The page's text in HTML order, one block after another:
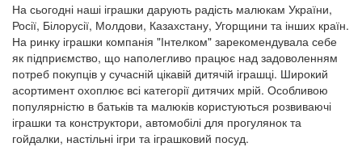
На сьогодні наші іграшки дарують радість малюкам України,
Росії, Білорусії, Молдови, Казахстану, Угорщини та інших країн.
На ринку іграшки компанія "Інтелком" зарекомендувала себе
як підприємство, що наполегливо працює над задоволенням
потреб покупців у сучасній цікавій дитячій іграшці. Широкий
асортимент охоплює всі категорії дитячих мрій. Особливою
популярністю в батьків та малюків користуються розвиваючі
іграшки та конструктори, автомобілі для прогулянок та
гойдалки, настільні ігри та іграшковий посуд.